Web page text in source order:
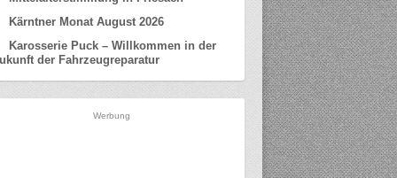
Kärntner Monat August 2026
Karosserie Puck – Willkommen in der
der Fahrzeugreparatur
Werbung